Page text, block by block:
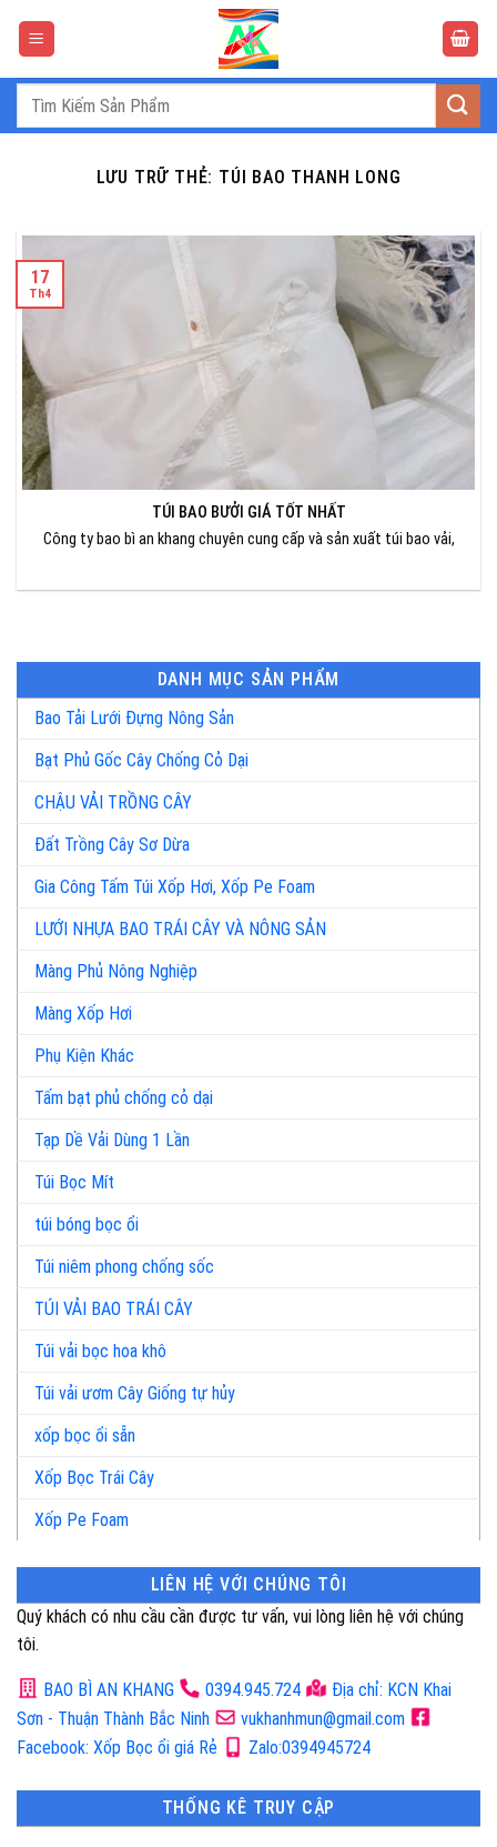
Tìm
LƯU TRỮ THẺ: TÚI BAO THANH LONG
TÚI BAO BƯỞI GIÁ TỐT NHẤT
Công ty bao bì an khang chuyên cung cấp và sản xuất túi bao vải,
17
Th4
DANH MỤC SẢN PHẨM
Bao Tải Lưới Đựng Nông Sản
Bạt Phủ Gốc Cây Chống Cỏ Dại
CHẬU VẢI TRỒNG CÂY
Đất Trồng Cây Sơ Dừa
Gia Công Tấm Túi Xốp Hơi, Xốp Pe Foam
LƯỚI NHỰA BAO TRÁI CÂY VÀ NÔNG SẢN
Màng Phủ Nông Nghiệp
Màng Xốp Hơi
Phụ Kiện Khác
Tấm bạt phủ chống cỏ dại
Tạp Dề Vải Dùng 1 Lần
Túi Bọc Mít
túi bóng bọc ổi
Túi niêm phong chống sốc
TÚI VẢI BAO TRÁI CÂY
Túi vải bọc hoa khô
Túi vải ươm Cây Giống tự hủy
xốp bọc ổi sẵn
Xốp Bọc Trái Cây
Xốp Pe Foam
LIÊN HỆ VỚI CHÚNG TÔI
Quý khách có nhu cầu cần được tư vấn, vui lòng liên hệ với chúng
tôi.
BAO BÌ AN KHANG 0394.945.724
Địa chỉ: KCN Khai
Sơn - Thuận Thành Bắc Ninh
vukhanhmun@gmail.com
Facebook: Xốp Bọc ổi giá Rẻ
Zalo:0394945724
THỐNG KÊ TRUY CẬP